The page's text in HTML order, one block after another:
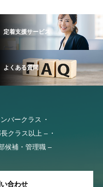
定着支援サービス
よくある質問
バークラス
クラス以上 –
候補・管理職 –
合わせ